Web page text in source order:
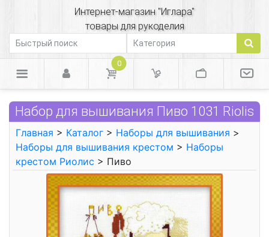
Интернет-магазин "Иглара"
товары для рукоделия
0
Набор для вышивания Пиво 1031 Riolis
Главная > Каталог > Наборы для вышивания >
Наборы для вышивания крестом > Наборы
крестом Риолис > Пиво